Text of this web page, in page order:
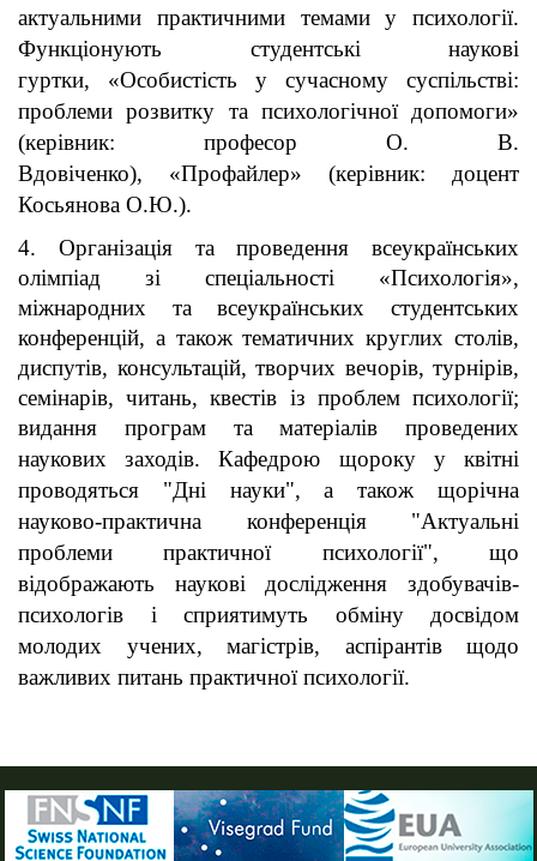
актуальними практичними темами у психології.
Функціонують студентські наукові
гуртки, «Особистість у сучасному суспільстві:
проблеми розвитку та психологічної допомоги»
(керівник: професор О. В.
Вдовіченко), «Профайлер» (керівник: доцент
Косьянова О.Ю.).
4. Організація та проведення всеукраїнських
олімпіад зі спеціальності «Психологія»,
міжнародних та всеукраїнських студентських
конференцій, а також тематичних круглих столів,
диспутів, консультацій, творчих вечорів, турнірів,
семінарів, читань, квестів із проблем психології;
видання програм та матеріалів проведених
наукових заходів.Кафедрою щороку у квітні
проводяться "Дні науки", а також щорічна
науково-практична конференція "Актуальні
проблеми практичної психології", що
відображають наукові дослідження здобувачів-
психологів і сприятимуть обміну досвідом
молодих учених, магістрів, аспірантів щодо
важливих питань практичної психології.